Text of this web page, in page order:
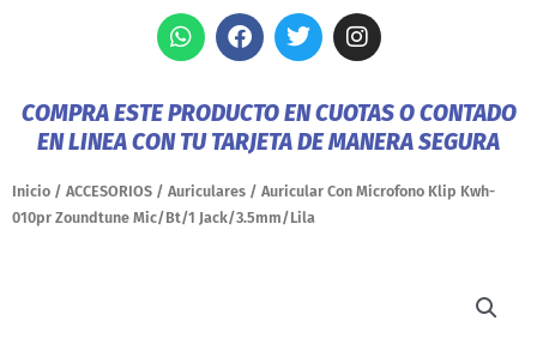
W
h
s
a
p
F
a
b
o
k
T
w
t
e
I
n
a
g
a
COMPRA ESTE PRODUCTO EN CUOTAS O CONTADO
EN LINEA CON TU TARJETA DE MANERA SEGURA
Inicio / ACCESORIOS / Auriculares / Auricular Con Microfono Klip Kwh-
010pr Zoundtune Mic/Bt/1 Jack/3.5mm/Lila